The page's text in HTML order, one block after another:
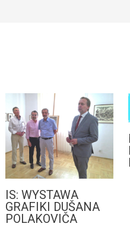
IS: WYSTAWA
GRAFIKI DUŠANA
POLAKOVIČA